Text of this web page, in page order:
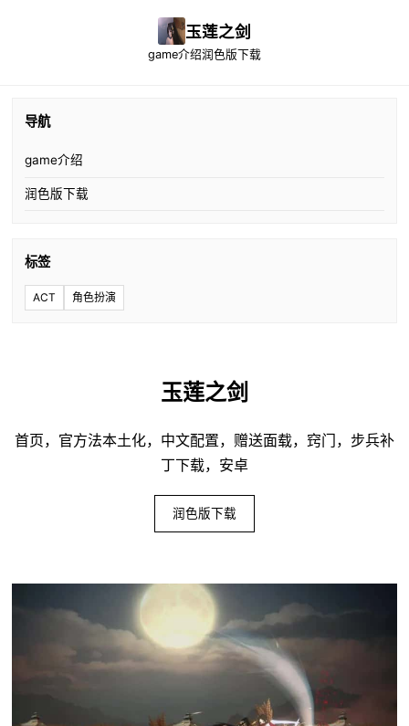
玉莲之剑
game介绍润色版下载
导航
game介绍
润色版下载
标签
ACT 角色扮演
玉莲之剑
首页，官方法本土化，中文配置，赠送面载，窍门，步兵补
丁下载，安卓
润色版下载